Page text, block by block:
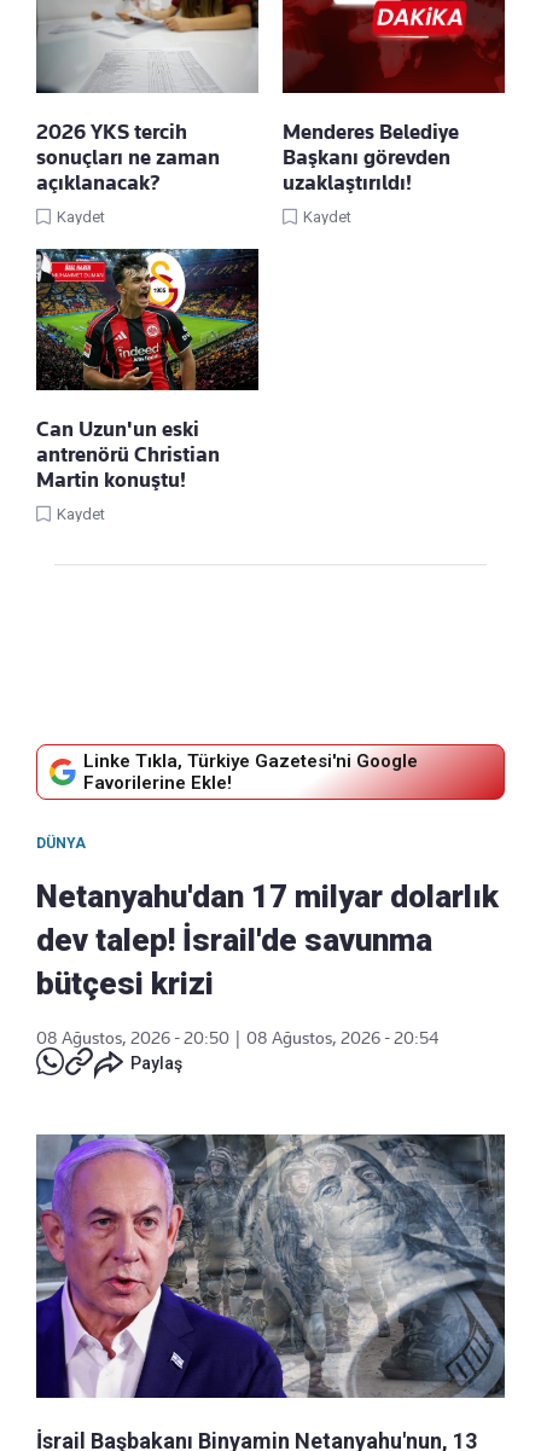
2026 YKS tercih
sonuçları ne zaman
açıklanacak?
Kaydet
Menderes Belediye
Başkanı görevden
uzaklaştırıldı!
Kaydet
Can Uzun'un eski
antrenörü Christian
Martin konuştu!
Kaydet
Linke Tıkla, Türkiye Gazetesi'ni Google
Favorilerine Ekle!
DÜNYA
Netanyahu'dan 17 milyar dolarlık
dev talep! İsrail'de savunma
bütçesi krizi
08 Ağustos, 2026 - 20:50
08 Ağustos, 2026 - 20:54
Paylaş
İsrail Başbakanı Binyamin Netanyahu'nun, 13